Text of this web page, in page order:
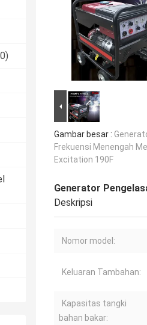
Gambar besar :
Frekuensi Menengah
Excitation 190F
Generator
Deskripsi
Nomor model:
Keluaran Tambahan:
Kapasitas tangki
bahan bakar: